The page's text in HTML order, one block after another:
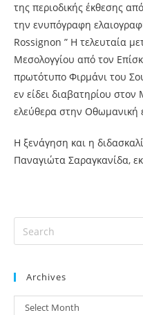
της περιοδικής έκθεσης
την ενυπόγραφη
Rossignon ” Η τελευταία
Μεσολογγίου από τον
πρωτότυπο Φιρμάνι του
εν είδει διαβατηρίου στον
ελεύθερα στην Οθωμανική
Η ξενάγηση και η
Παναγιώτα Σαραγκανίδα,
Archives
Select Month